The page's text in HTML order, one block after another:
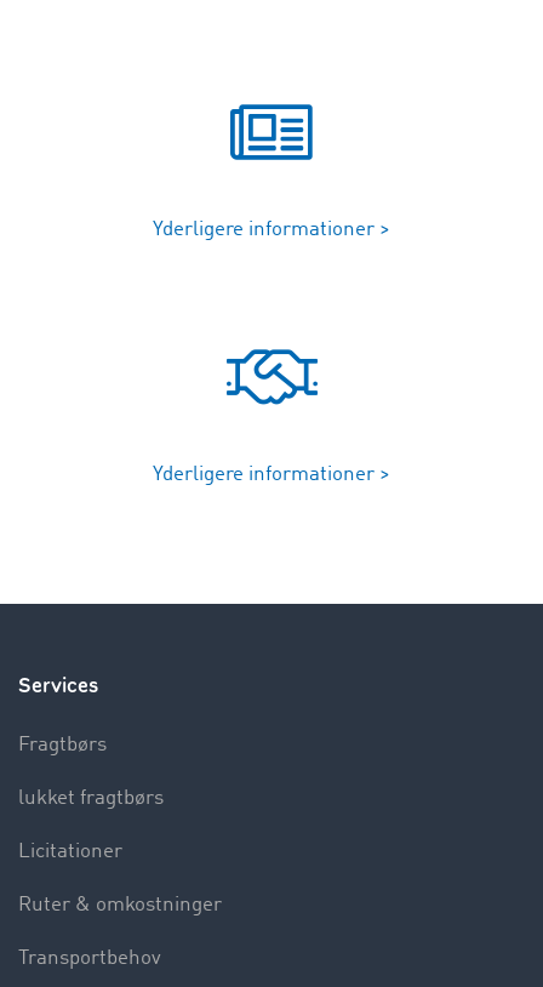
Yderligere informationer >
Yderligere informationer >
Services
Fragtbørs
lukket fragtbørs
Licitationer
Ruter & omkostninger
Transportbehov